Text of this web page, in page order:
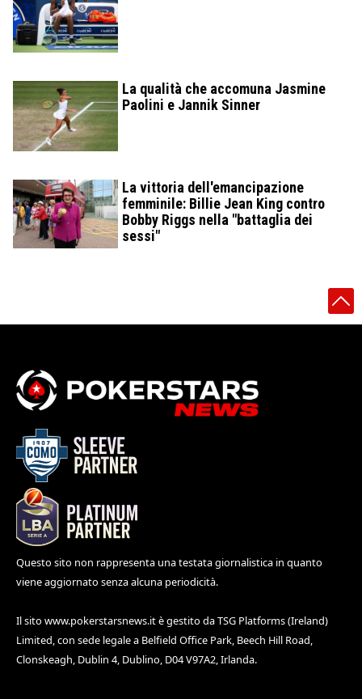
La qualità che accomuna Jasmine
Paolini e Jannik Sinner
La vittoria dell'emancipazione
femminile: Billie Jean King contro
Bobby Riggs nella "battaglia dei
sessi"
Questo sito non rappresenta una testata giornalistica in quanto
viene aggiornato senza alcuna periodicità.
Il sito www.pokerstarsnews.itè gestito da TSG Platforms (Ireland)
Limited, con sede legale a Belfield Office Park, Beech Hill Road,
Clonskeagh, Dublin 4, Dublino, D04 V97A2, Irlanda.